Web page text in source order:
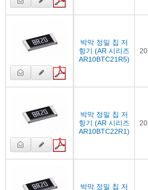
박막 정밀 칩 저
항기 (AR 시리즈
AR10BTC21R5)
박막 정밀 칩 저
항기 (AR 시리즈
AR10BTC22R1)
박막 정밀 칩 저